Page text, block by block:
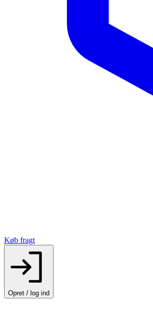
Køb fragt
Opret / log ind